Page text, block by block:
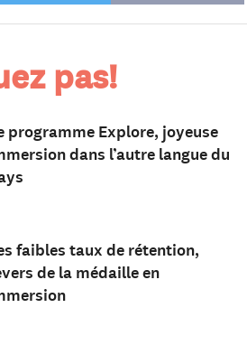
pas!
programme Explore, joyeuse
dans l’autre langue du
faibles taux de rétention,
de la médaille en